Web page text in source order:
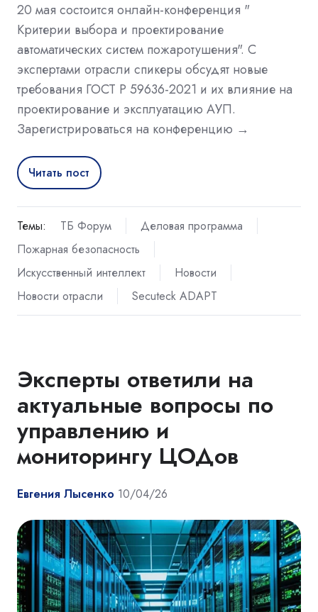
20 мая состоится онлайн-конференция "
Критерии выбора и проектирование
автоматических систем пожаротушения". С
экспертами отрасли спикеры обсудят новые
требования ГОСТ Р 59636-2021 и их влияние на
проектирование и эксплуатацию АУП.
Зарегистрироваться на конференцию →
Читать пост
Темы: ТБ Форум
Деловая программа
Пожарная безопасность
Искусственный интеллект
Новости
Новости отрасли
Secuteck ADAPT
Эксперты ответили на
актуальные вопросы по
управлению и
мониторингу ЦОДов
Евгения Лысенко 10/04/26